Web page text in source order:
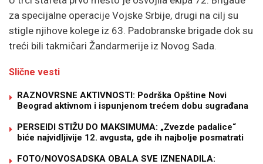
za specijalne operacije Vojske Srbije, drugi na cilj su
stigle njihove kolege iz 63. Padobranske brigade dok su
treći bili takmičari Žandarmerije iz Novog Sada.
Slične vesti
RAZNOVRSNE AKTIVNOSTI: Podrška Opštine Novi
Beograd aktivnom i ispunjenom trećem dobu sugrađana
PERSEIDI STIŽU DO MAKSIMUMA: „Zvezde padalice“
biće najvidljivije 12. avgusta, gde ih najbolje posmatrati
FOTO/NOVOSADSKA OBALA SVE IZNENADILA: